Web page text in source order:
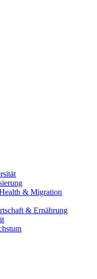
& Migration
& Ernährung